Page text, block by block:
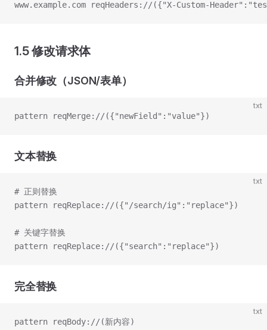
www.example.com reqHeaders://({"X-Custom-
1.5 修改请求体
合并修改（JSON/表单）
txt
pattern reqMerge://({"newField":"value"})
文本替换
txt
# 正则替换
pattern reqReplace://({"/search/ig":"replace"})
# 关键字替换
pattern reqReplace://({"search":"replace"})
完全替换
txt
pattern reqBody://(新内容)